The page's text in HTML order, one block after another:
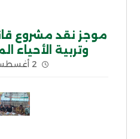
موجز نقد مشروع
وتربية الأحياء
2 أغسطس 2026